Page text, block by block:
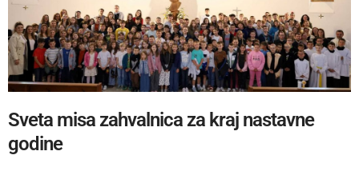
Sveta misa zahvalnica za kraj nastavne
godine